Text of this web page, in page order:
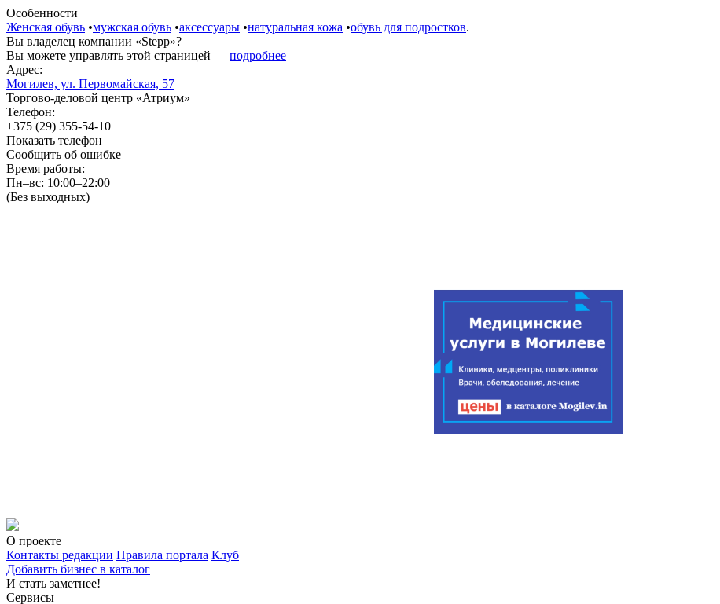
Особенности
Женская обувь •мужская обувь •аксессуары •натуральная кожа •обувь для подростков.
Вы владелец компании «Stepp»?
Вы можете управлять этой страницей — подробнее
Адрес:
Могилев, ул. Первомайская, 57
Торгово-деловой центр «Атриум»
Телефон:
+375 (29) 355-54-10
Показать телефон
Сообщить об ошибке
Время работы:
Пн–вс: 10:00–22:00
(Без выходных)
О проекте
Контакты редакции Правила портала Клуб
Добавить бизнес в каталог
И стать заметнее!
Сервисы